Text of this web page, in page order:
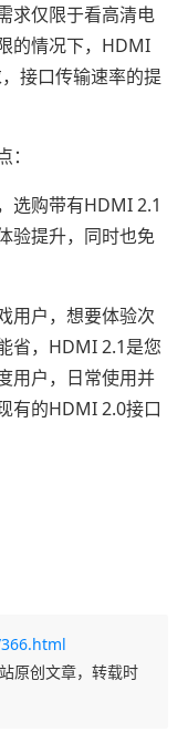
求仅限于看高清电
的情况下，HDMI
接口传输速率的提
选购带有HDMI 2.1
验提升，同时也免
用户，想要体验次
省，HDMI 2.1是您
用户，日常使用并
有的HDMI 2.0接口
原创文章，转载时